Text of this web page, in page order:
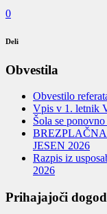
0
Deli
Obvestila
Obvestilo
Vpis v 1. letnik
Šola se
JESEN 2026
Razpis iz
2026
Prihajajoči